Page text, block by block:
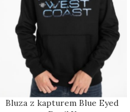
Bluza z kapturem Blue Eyed